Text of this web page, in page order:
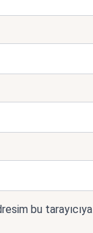
bu tarayıcıya